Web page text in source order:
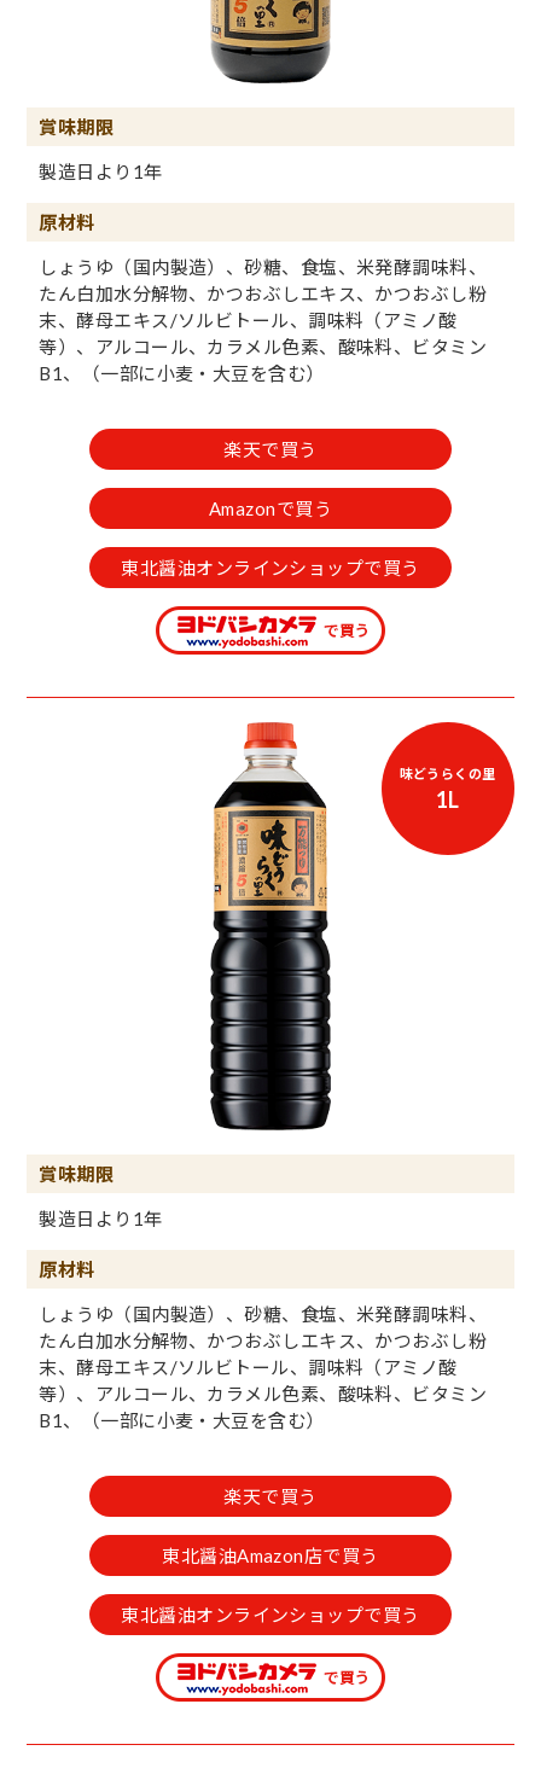
賞味期限
製造日より1年
原材料
しょうゆ（国内製造）、砂糖、食塩、米発酵調味料、
たん白加水分解物、かつおぶしエキス、かつおぶし粉
末、酵母エキス/ソルビトール、調味料（アミノ酸
等）、アルコール、カラメル色素、酸味料、ビタミン
B1、（一部に小麦・大豆を含む）
楽天で買う
Amazonで買う
東北醤油オンラインショップで買う
味どうらくの里
1L
賞味期限
製造日より1年
原材料
しょうゆ（国内製造）、砂糖、食塩、米発酵調味料、
たん白加水分解物、かつおぶしエキス、かつおぶし粉
末、酵母エキス/ソルビトール、調味料（アミノ酸
等）、アルコール、カラメル色素、酸味料、ビタミン
B1、（一部に小麦・大豆を含む）
楽天で買う
東北醤油Amazon店で買う
東北醤油オンラインショップで買う